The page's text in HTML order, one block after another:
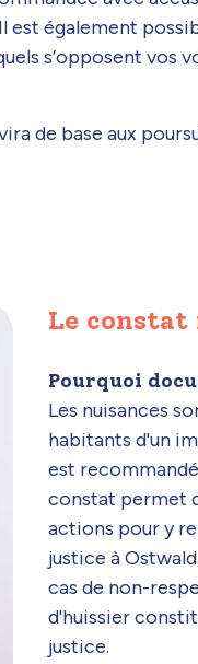
également
s’opposent vos
de base aux
Le constat
Pourquoi
Les nuisances
habitants d'un
est
constat permet
actions pour y
justice à
cas de non-
d'huissier
justice.